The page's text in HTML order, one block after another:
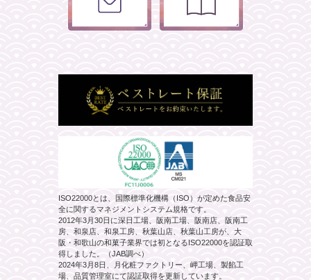
ISO22000とは、国際標準化機構（ISO）が定めた食品安
全に関するマネジメントシステム規格です。
2012年3月30日に深日工場、阪南工場、阪南店、阪南工
房、和泉店、和泉工房、秋葉山店、秋葉山工房が、大
阪・和歌山の和菓子業界では初となるISO22000を認証取
得しました。（JAB調べ）
2024年3月8日、月化粧ファクトリー、岬工場、製餡工
場、品質管理室にて認証取得を更新しています。